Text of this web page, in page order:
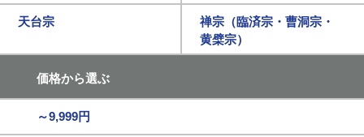
天台宗
禅宗（臨済宗・曹洞宗・
黄檗宗）
価格から選ぶ
～9,999円